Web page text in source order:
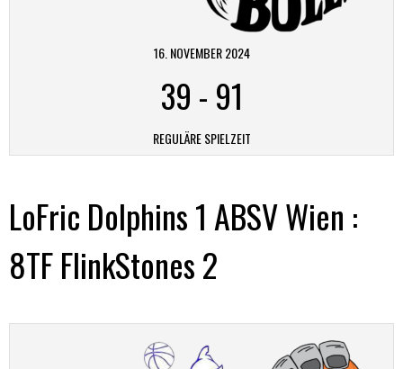
16. NOVEMBER 2024
39 - 91
REGULÄRE SPIELZEIT
LoFric Dolphins 1 ABSV Wien :
8TF FlinkStones 2